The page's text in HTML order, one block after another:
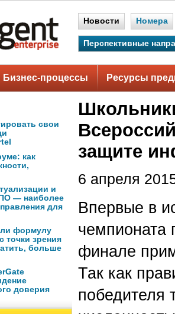
Новости Номера
Перспективные
Бизнес-процессы Ресурсы
свои
как
и
— наиболее
для
формулу
точки зрения
больше
доверия
защите
6 апреля
Впервые в
чемпионата
финале
Так как
победителя